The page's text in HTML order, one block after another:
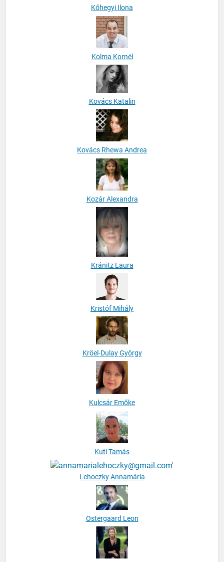
Kőhegyi Ilona
Kolma Kornél
Kovács Katalin
Kovács Rhewa Andrea
Kozár Alexandra
Kránitz Laura
Kristóf Mihály
Kröel-Dulay György
Kulcsár Emőke
Kuti Tamás
Lehoczky Annamária
Ostergaard Leon